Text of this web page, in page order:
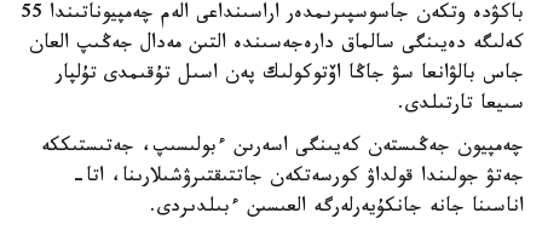
باكۋدە وتكەن جاسوسپىرىمدەر اراسىنداعى الەم چەمپيوناتىندا 55
كەلىگە دەيىنگى سالماق دارەجەسىندە التىن مەدال جەڭىپ العان
جاس بالۋانعا سۋ جاڭا اۆتوكولىك پەن اسىل تۇقىمدى تۇلپار
سىيعا تارتىلدى.
چەمپيون جەڭىستەن كەيىنگى اسەرىن ءبولىسىپ، جەتىستىككە
جەتۋ جولىندا قولداۋ كورسەتكەن جاتتىقتىرۋشىلارىنا، اتا-
اناسىنا جانە جانكۇيەرلەرگە العىسىن ءبىلدىردى.